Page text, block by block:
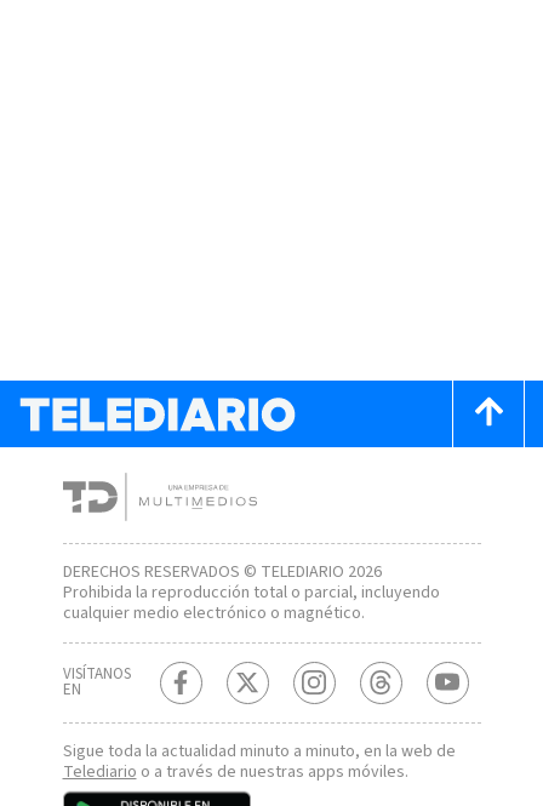
DERECHOS RESERVADOS © TELEDIARIO 2026
Prohibida la reproducción total o parcial, incluyendo
cualquier medio electrónico o magnético.
VISÍTANOS
EN
Sigue toda la actualidad minuto a minuto, en la web de
Telediario o a través de nuestras apps móviles.